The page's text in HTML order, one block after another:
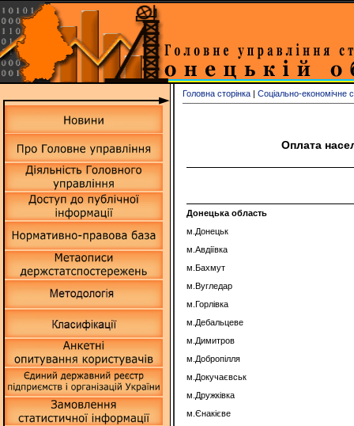
Головна сторінка | Соціально-економічне
Оплата
Донецька область
м.Донецьк
м.Авдіївка
м.Бахмут
м.Вугледар
м.Горлівка
м.Дебальцеве
м.Димитров
м.Добропілля
м.Докучаєвськ
м.Дружківка
м.Єнакієве